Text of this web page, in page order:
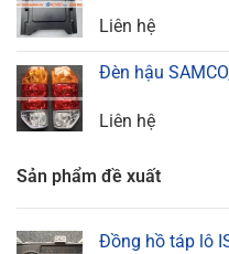
Liên hệ
Đèn hậu
Liên hệ
Sản phẩm đề xuất
Đồng hồ táp lô